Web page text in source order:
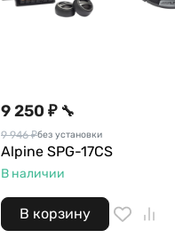
9 250 ₽ 🔧
9 946 ₽без установки
Alpine SPG-17CS
В наличии
В корзину